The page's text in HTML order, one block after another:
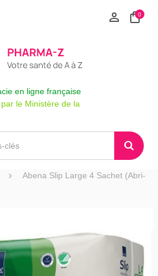
0
en ligne française
le Ministère de la
Abena Slip Large 4 Sachet (Abri-